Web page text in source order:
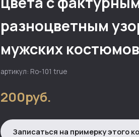
разноцветным
мужских костюмов
артикул: Ro-101 true
200руб.
Записаться на примерку этого